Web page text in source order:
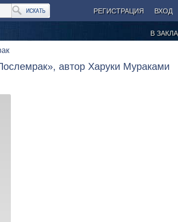
РЕГИСТРАЦИЯ ВХОД
В
автор Харуки Мураками